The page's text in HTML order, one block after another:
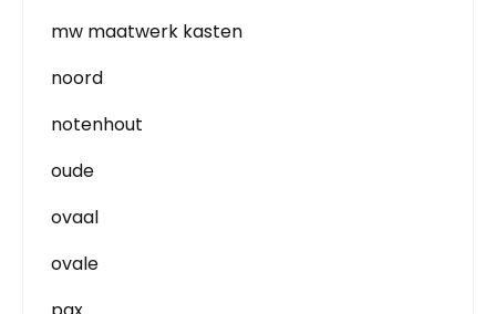
mw maatwerk kasten
noord
notenhout
oude
ovaal
ovale